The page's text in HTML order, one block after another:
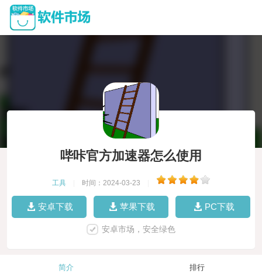
哔咔官方加速器怎么使用
工具 时间：2024-03-23
安卓下载 苹果下载 PC下载
安卓市场，安全绿色
简介 排行